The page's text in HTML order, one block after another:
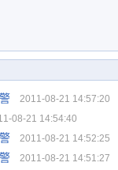
2011-08-21 14:57:20
08-21 14:54:40
2011-08-21 14:52:25
2011-08-21 14:51:27